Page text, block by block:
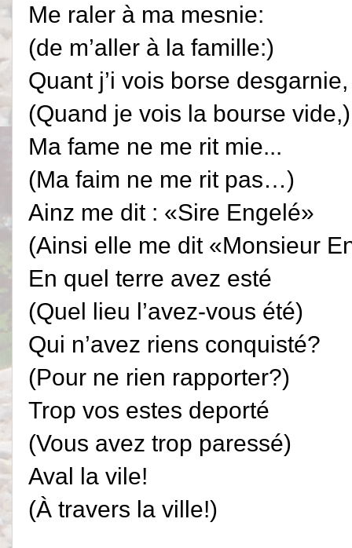
Me raler à ma mesnie:
(de m’aller à la famille:)
Quant j’i vois borse desgarnie,
(Quand je vois la bourse vide,)
Ma fame ne me rit mie...
(Ma faim ne me rit pas…)
Ainz me dit : «Sire Engelé»
(Ainsi elle me dit «Monsieur
En quel terre avez esté
(Quel lieu l’avez-vous été)
Qui n’avez riens conquisté?
(Pour ne rien rapporter?)
Trop vos estes deporté
(Vous avez trop paressé)
Aval la vile!
(À travers la ville!)